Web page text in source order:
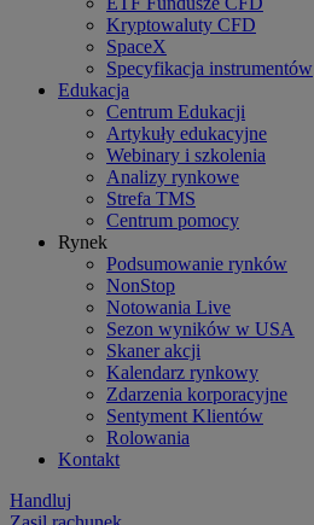
Kryptowaluty CFD
SpaceX
Specyfikacja instrumentów
Edukacja
Centrum Edukacji
Artykuły edukacyjne
Webinary i szkolenia
Analizy rynkowe
Strefa TMS
Centrum pomocy
Rynek
Podsumowanie rynków
NonStop
Notowania Live
Sezon wyników w USA
Skaner akcji
Kalendarz rynkowy
Zdarzenia korporacyjne
Sentyment Klientów
Rolowania
Kontakt
Handluj